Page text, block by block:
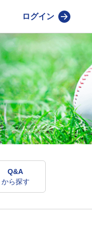
ログイン
Q&A
から探す